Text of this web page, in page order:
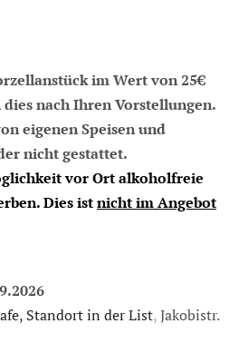
im Wert von 25€
dies nach Ihren Vorstellungen.
eigenen Speisen und
nicht gestattet.
vor Ort alkoholfreie
Dies istnicht im Angebot
Standort in der List,Jakobistr.